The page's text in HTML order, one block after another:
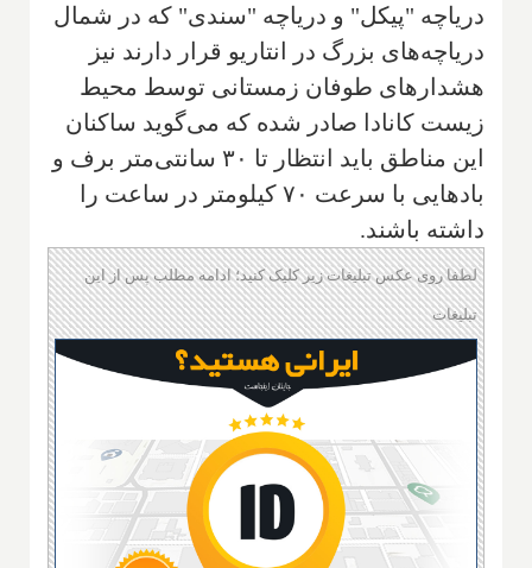
دریاچه "پیکل" و دریاچه "سندی" که در شمال
دریاچه‌های بزرگ در انتاریو قرار دارند نیز
هشدارهای طوفان زمستانی توسط محیط
زیست کانادا صادر شده که می‌گوید ساکنان
این مناطق باید انتظار تا ۳۰ سانتی‌متر برف و
بادهایی با سرعت ۷۰ کیلومتر در ساعت را
داشته باشند.
لطفا روی عکس تبلیغات زیر کلیک کنید؛ ادامه مطلب پس از این
تبلیغات